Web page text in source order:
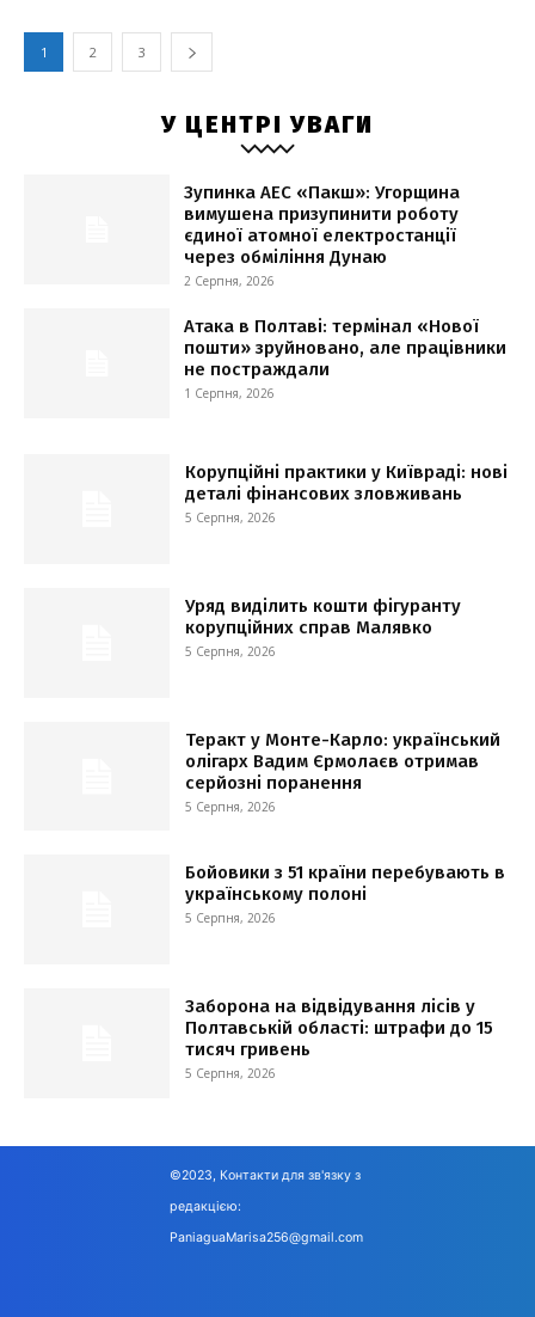
1 2 3
У ЦЕНТРІ УВАГИ
Зупинка АЕС «Пакш»: Угорщина
вимушена призупинити роботу
єдиної атомної електростанції
через обміління Дунаю
2 Серпня, 2026
Атака в Полтаві: термінал «Нової
пошти» зруйновано, але працівники
не постраждали
1 Серпня, 2026
Корупційні практики у Київраді: нові
деталі фінансових зловживань
5 Серпня, 2026
Уряд виділить кошти фігуранту
корупційних справ Малявко
5 Серпня, 2026
Теракт у Монте-Карло: український
олігарх Вадим Єрмолаєв отримав
серйозні поранення
5 Серпня, 2026
Бойовики з 51 країни перебувають в
українському полоні
5 Серпня, 2026
Заборона на відвідування лісів у
Полтавській області: штрафи до 15
тисяч гривень
5 Серпня, 2026
©2023, Контакти для зв'язку з
редакцією:
PaniaguaMarisa256@gmail.com